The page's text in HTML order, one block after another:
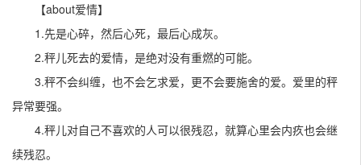
【about爱情】
1.先是心碎，然后心死，最后心成灰。
2.秤儿死去的爱情，是绝对没有重燃的可能。
3.秤不会纠缠，也不会乞求爱，更不会要施舍的爱。爱里的秤
异常要强。
4.秤儿对自己不喜欢的人可以很残忍，就算心里会内疚也会继
续残忍。